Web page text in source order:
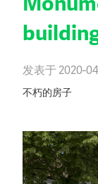
发表于 2020-
不朽的房子